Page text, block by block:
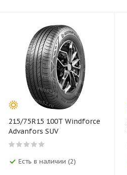
215/75R15 100T Windforce
Advanfors SUV
Есть в наличии (2)